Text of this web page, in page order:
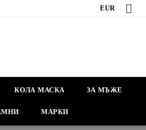
EUR
КОЛА МАСКА ЗА МЪЖЕ
МАРКИ